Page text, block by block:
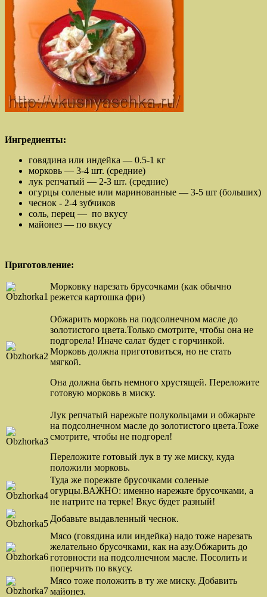
Ингредиенты:
говядина или индейка — 0.5-1 кг
морковь — 3-4 шт. (средние)
лук репчатый — 2-3 шт. (средние)
огурцы соленые или маринованные — 3-5 шт (больших)
чеснок - 2-4 зубчиков
соль, перец — по вкусу
майонез — по вкусу
Приготовление:
Морковку нарезать брусочками (как обычно
режется картошка фри)
Обжарить морковь на подсолнечном масле до
золотистого цвета.Только смотрите, чтобы она не
подгорела! Иначе салат будет с горчинкой.
Морковь должна приготовиться, но не стать
мягкой.
Она должна быть немного хрустящей. Переложите
готовую морковь в миску.
Лук репчатый нарежьте полукольцами и обжарьте
на подсолнечном масле до золотистого цвета.Тоже
смотрите, чтобы не подгорел!
Переложите готовый лук в ту же миску, куда
положили морковь.
Туда же порежьте брусочками соленые
огурцы.ВАЖНО: именно нарежьте брусочками, а
не натрите на терке! Вкус будет разный!
Добавьте выдавленный чеснок.
Мясо (говядина или индейка) надо тоже нарезать
желательно брусочками, как на азу.Обжарить до
готовности на подсолнечном масле. Посолить и
поперчить по вкусу.
Мясо тоже положить в ту же миску. Добавить
майонез.